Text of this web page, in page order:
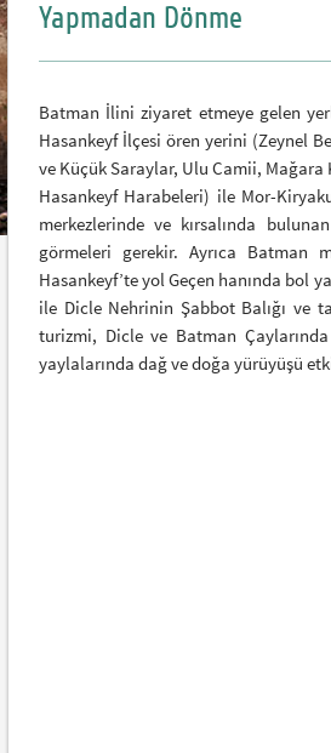
Yapmadan Dönme
Batman İlini ziyaret etmeye gelen
Hasankeyf İlçesi ören yerini (Zeynel
ve Küçük Saraylar, Ulu Camii, Mağara
Hasankeyf Harabeleri) ile Mor-
merkezlerinde ve kırsalında
görmeleri gerekir. Ayrıca Batman
Hasankeyf’te yol Geçen hanında bol
ile Dicle Nehrinin Şabbot Balığı ve
turizmi, Dicle ve Batman
yaylalarında dağ ve doğa yürüyüşü